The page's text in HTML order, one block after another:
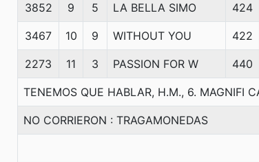
3852 9 5 LA BELLA SIMO 424
3467 10 9 WITHOUT YOU 422
2273 11 3 PASSION FOR W 440
TENEMOS QUE HABLAR, H.M., 6. MAGNIFI
NO CORRIERON : TRAGAMONEDAS